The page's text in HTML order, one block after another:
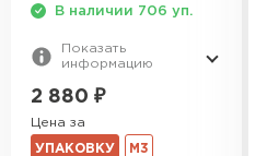
В наличии 706 уп.
Показать
информацию
2 880 ₽
Цена за
УПАКОВКУ М3